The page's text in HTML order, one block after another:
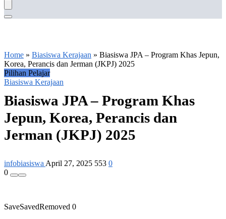
Home » Biasiswa Kerajaan » Biasiswa JPA – Program Khas Jepun,
Korea, Perancis dan Jerman (JKPJ) 2025
Pilihan Pelajar
Biasiswa Kerajaan
Biasiswa JPA – Program Khas
Jepun, Korea, Perancis dan
Jerman (JKPJ) 2025
infobiasiswa April 27, 2025 553 0
0
SaveSavedRemoved 0